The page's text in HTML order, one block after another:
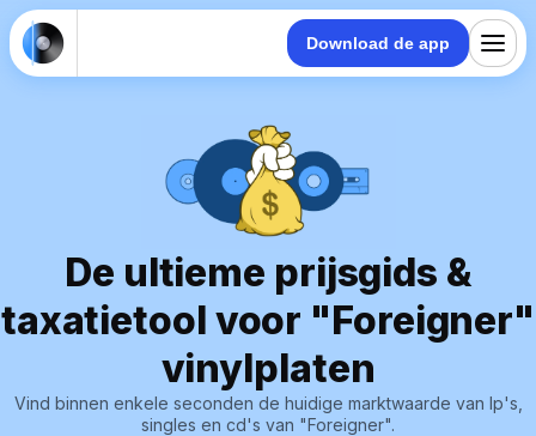
Download de app
De ultieme prijsgids &
taxatietool voor "Foreigner"
vinylplaten
Vind binnen enkele seconden de huidige marktwaarde van lp's,
singles en cd's van "Foreigner".